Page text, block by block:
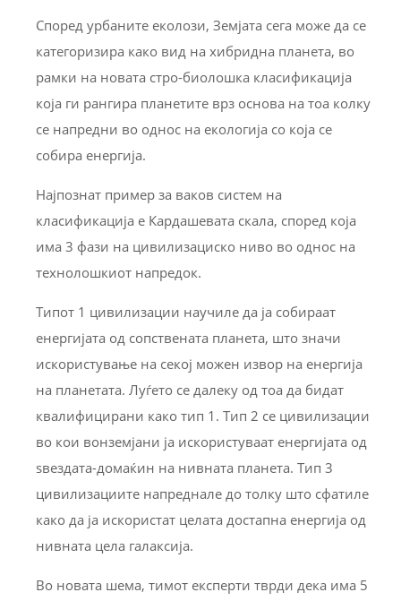
Според урбаните еколози, Земјата сега може да се
категоризира како вид на хибридна планета, во
рамки на новата стро-биолошка класификација
која ги рангира планетите врз основа на тоа колку
се напредни во однос на екологија со која се
собира енергија.
Најпознат пример за ваков систем на
класификација е Кардашевата скала, според која
има 3 фази на цивилизациско ниво во однос на
технолошкиот напредок.
Типот 1 цивилизации научиле да ја собираат
енергијата од сопствената планета, што значи
искористување на секој можен извор на енергија
на планетата. Луѓето се далеку од тоа да бидат
квалифицирани како тип 1. Тип 2 се цивилизации
во кои вонземјани ја искористуваат енергијата од
ѕвездата-домаќин на нивната планета. Тип 3
цивилизациите напреднале до толку што сфатиле
како да ја искористат целата достапна енергија од
нивната цела галаксија.
Во новата шема, тимот експерти тврди дека има 5